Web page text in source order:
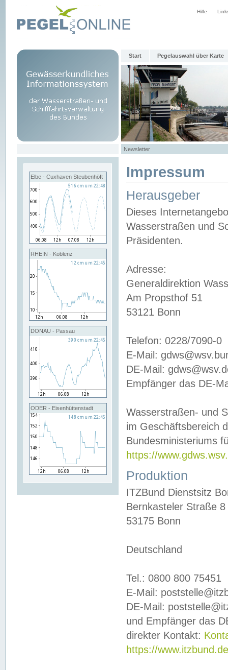
Hilfe
Start Pegelauswahl über Karte
Newsletter
Elbe - Cuxhaven Steubenhöft
RHEIN - Koblenz
DONAU - Passau
ODER - Eisenhüttenstadt
Impressum
Herausgeber
Dieses
Wasserstraßen und
Präsidenten.
Adresse:
Generaldirektion
Am Propsthof 51
53121 Bonn
Telefon: 0228/7090-0
E-Mail:
DE-Mail:
Empfänger das DE-
Wasserstraßen- und
im Geschäftsbereich
Bundesministeriums
https://
Produktion
ITZBund Dienstsitz
Bernkasteler Straße 8
53175 Bonn
Deutschland
Tel.: 0800 800 75451
E-Mail:
DE-Mail:
und Empfänger das
direkter Kontakt:
https://